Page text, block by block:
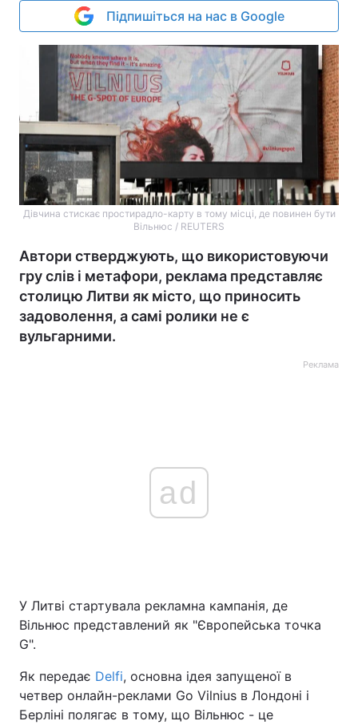
Підпишіться на нас в Google
Дівчина стискає простирадло-карту в тому місці, де повинен бути
Вільнюс / REUTERS
Автори стверджують, що використовуючи
гру слів і метафори, реклама представляє
столицю Литви як місто, що приносить
задоволення, а самі ролики не є
вульгарними.
Реклама
ad
У Литві стартувала рекламна кампанія, де
Вільнюс представлений як "Європейська точка
G".
Як передає Delfi, основна ідея запущеної в
четвер онлайн-реклами Go Vilnius в Лондоні і
Берліні полягає в тому, що Вільнюс - це